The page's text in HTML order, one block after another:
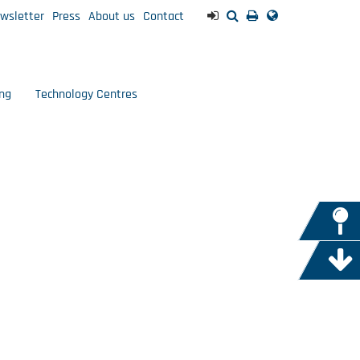
Press About us Contact
Technology Centres